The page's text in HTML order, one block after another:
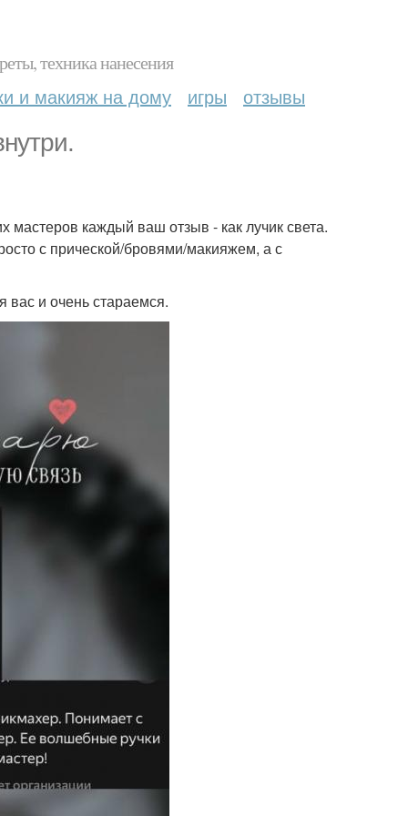
техника нанесения
и макияж на дому игры отзывы
мастеров каждый ваш отзыв - как лучик света.
с прической/бровями/макияжем, а с
и очень стараемся.